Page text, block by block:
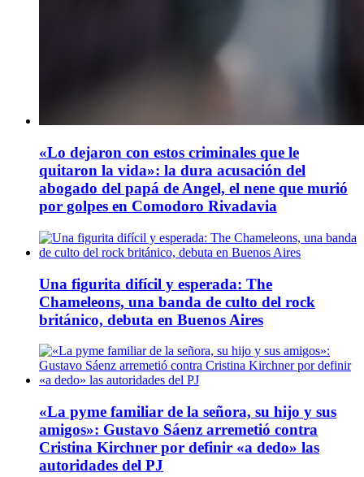
«Lo dejaron con estos criminales que le
quitaron la vida»: la dura acusación del
abogado del papá de Angel, el nene que murió
por golpes en Comodoro Rivadavia
Una figurita difícil y esperada: The
Chameleons, una banda de culto del rock
británico, debuta en Buenos Aires
«La pyme familiar de la señora, su hijo y sus
amigos»: Gustavo Sáenz arremetió contra
Cristina Kirchner por definir «a dedo» las
autoridades del PJ